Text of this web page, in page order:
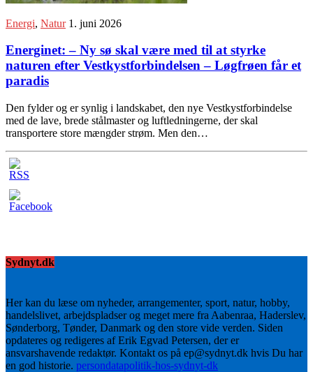
Energi, Natur 1. juni 2026
Energinet: – Ny sø skal være med til at styrke
naturen efter Vestkystforbindelsen – Løgfrøen får et
paradis
Den fylder og er synlig i landskabet, den nye Vestkystforbindelse
med de lave, brede stålmaster og luftledningerne, der skal
transportere store mængder strøm. Men den…
Sydnyt.dk
Her kan du læse om nyheder, arrangementer, sport, natur, hobby,
handelslivet, arbejdspladser og meget mere fra Aabenraa, Haderslev,
Sønderborg, Tønder, Danmark og den store vide verden. Siden
opdateres og redigeres af Erik Egvad Petersen, der er
ansvarshavende redaktør. Kontakt os på ep@sydnyt.dk hvis Du har
en god historie. persondatapolitik-hos-sydnyt-dk